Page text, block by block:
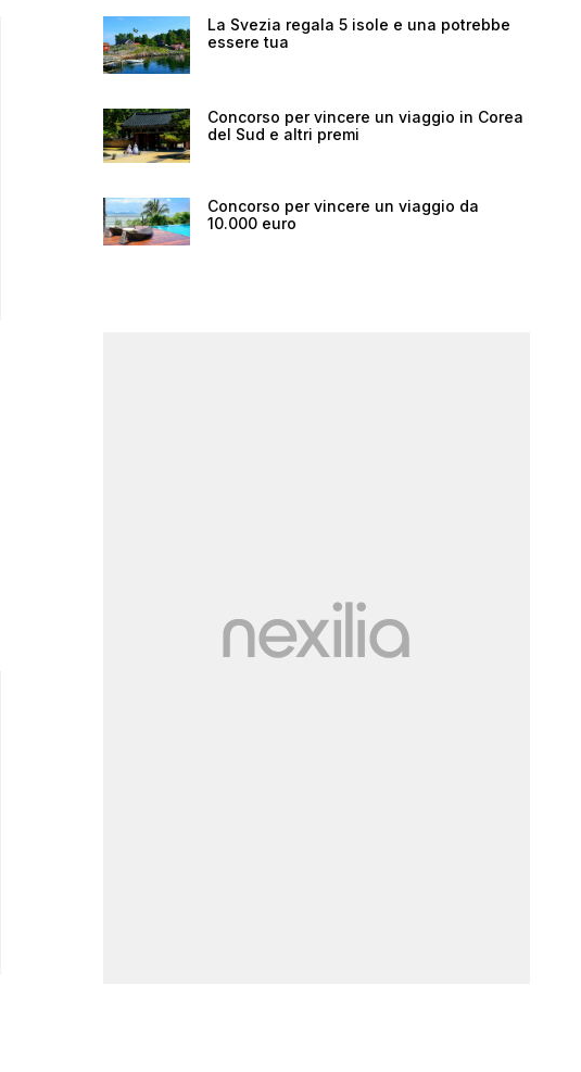
La Svezia regala 5 isole e una potrebbe
essere tua
Concorso per vincere un viaggio in Corea
del Sud e altri premi
Concorso per vincere un viaggio da
10.000 euro